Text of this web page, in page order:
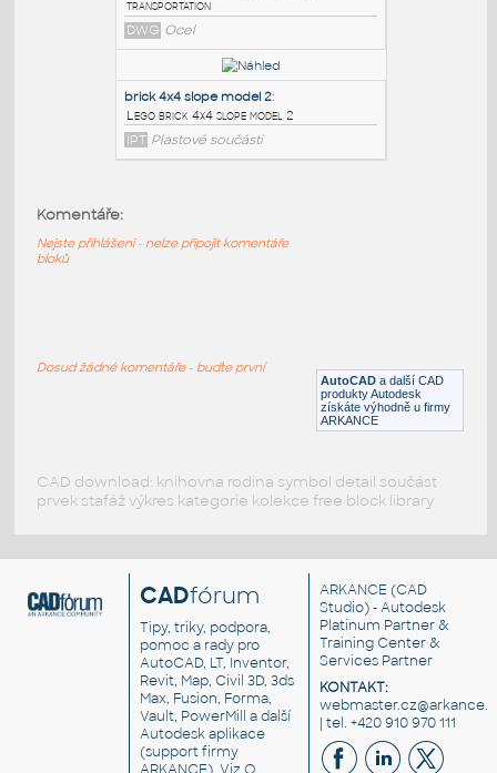
Bottle Jack:
Bottle Jack
DWG _Různé-Jiné
DWG Ocel
Plastové součásti AutoCAD a další CAD
produkty Autodesk
získáte výhodně u firmy
ARKANCE
Komentáře:
Nejste přihlášeni - nelze připojit komentáře
bloků
Dosud žádné komentáře - buďte první
CAD download: knihovna rodina symbol detail součást
prvek stafáž výkres kategorie kolekce free block library
CADfórum
Tipy, triky, podpora,
pomoc a rady pro
AutoCAD, LT, Inventor,
Revit, Map, Civil 3D, 3ds
Max, Fusion, Forma,
Vault, PowerMill a další
Autodesk aplikace
(support firmy
ARKANCE (CAD
Studio) - Autodesk
Platinum Partner &
Training Center &
Services Partner
KONTAKT:
| tel. +420 910 970 111